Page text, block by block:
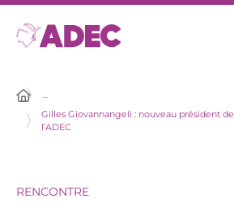
…
Gilles Giovannangeli : nouveau président de
l’ADEC
RENCONTRE